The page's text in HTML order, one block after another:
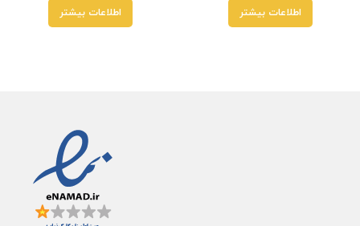
اطلاعات بیشتر اطلاعات بیشتر